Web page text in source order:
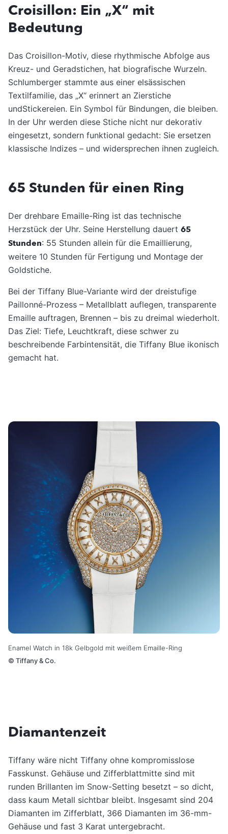
Croisillon: Ein „X“ mit
Bedeutung
Das Croisillon-Motiv, diese rhythmische Abfolge aus
Kreuz- und Geradstichen, hat biografische Wurzeln.
Schlumberger stammte aus einer elsässischen
Textilfamilie, das „X“ erinnert an Zierstiche
undStickereien. Ein Symbol für Bindungen, die bleiben.
In der Uhr werden diese Stiche nicht nur dekorativ
eingesetzt, sondern funktional gedacht: Sie ersetzen
klassische Indizes – und widersprechen ihnen zugleich.
65 Stunden für einen Ring
Der drehbare Emaille-Ring ist das technische
Herzstück der Uhr. Seine Herstellung dauert 65
Stunden: 55 Stunden allein für die Emaillierung,
weitere 10 Stunden für Fertigung und Montage der
Goldstiche.
Bei der Tiffany Blue-Variante wird der dreistufige
Paillonné-Prozess – Metallblatt auflegen, transparente
Emaille auftragen, Brennen – bis zu dreimal wiederholt.
Das Ziel: Tiefe, Leuchtkraft, diese schwer zu
beschreibende Farbintensität, die Tiffany Blue ikonisch
gemacht hat.
Enamel Watch in 18k Gelbgold mit weißem Emaille-Ring
© Tiffany & Co.
Diamantenzeit
Tiffany wäre nicht Tiffany ohne kompromisslose
Fasskunst. Gehäuse und Zifferblattmitte sind mit
runden Brillanten im Snow-Setting besetzt – so dicht,
dass kaum Metall sichtbar bleibt. Insgesamt sind 204
Diamanten im Zifferblatt, 366 Diamanten im 36-mm-
Gehäuse und fast 3 Karat untergebracht.